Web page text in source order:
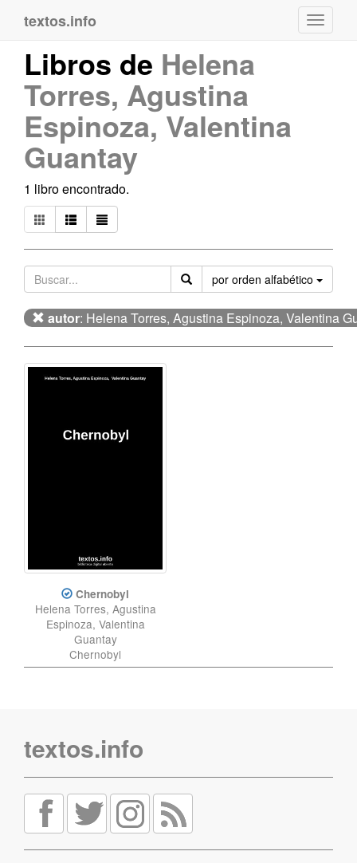
textos.info
Libros de Helena
Torres, Agustina
Espinoza, Valentina
Guantay
1 libro encontrado.
por orden alfabético
autor: Helena Torres, Agustina Espinoza, Valentina
Chernobyl
Helena Torres, Agustina
Espinoza, Valentina
Guantay
Chernobyl
textos.info